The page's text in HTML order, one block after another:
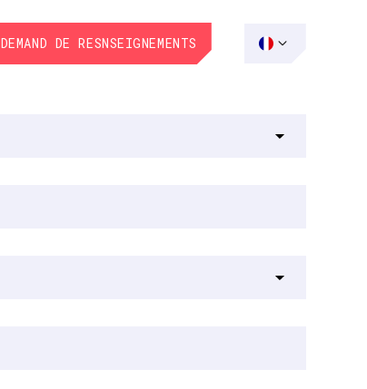
DEMAND DE RESNSEIGNEMENTS